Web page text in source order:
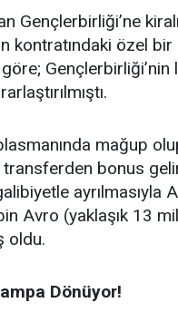
Gençlerbirliği’ne
kontratındaki özel
Gençlerbirliği’nin
mağup
transferden bonus
ayrılmasıyla
Avro (yaklaşık 13
oldu.
Dönüyor!